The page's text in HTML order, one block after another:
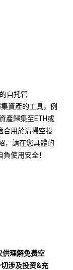
自托管
資產的工具，例
產歸集至ETH或
合用於清掃空投
，請在您具體的
使用安全！
供理解免费空
涉及投资&充